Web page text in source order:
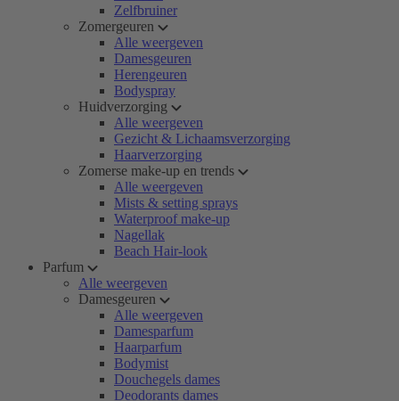
Zelfbruiner
Zomergeuren
Alle weergeven
Damesgeuren
Herengeuren
Bodyspray
Huidverzorging
Alle weergeven
Gezicht & Lichaamsverzorging
Haarverzorging
Zomerse make-up en trends
Alle weergeven
Mists & setting sprays
Waterproof make-up
Nagellak
Beach Hair-look
Parfum
Alle weergeven
Damesgeuren
Alle weergeven
Damesparfum
Haarparfum
Bodymist
Douchegels dames
Deodorants dames